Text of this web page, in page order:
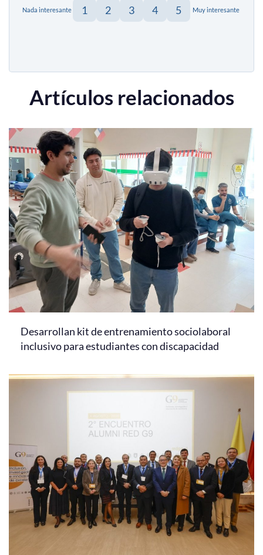
Nada interesante 1 2 3 4 5 Muy interesante
Artículos relacionados
Desarrollan kit de entrenamiento sociolaboral
inclusivo para estudiantes con discapacidad